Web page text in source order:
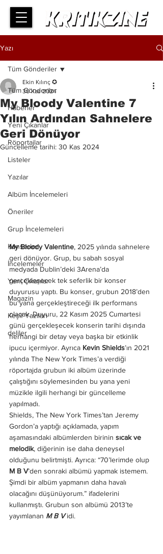
Yazı
Tüm Gönderiler
Haberler
Yeni Çıkanlar
Röportajlar
Listeler
Yazılar
Albüm İncelemeleri
Öneriler
Grup İncelemeleri
Konserler
İncelemeler
Yeni Çıkanlar
Magazin
Keşif Yazıları
deliler
Tüm Gönderiler
My Bloody Valentine 7
Yılın Ardından Sahnelere
Geri Dönüyor
Ekin Kılınç ✪
30 Kas 2024
Güncelleme tarihi: 30 Kas 2024
My Bloody Valentine, 2025 yılında sahnelere
geri dönüyor. Grup, bu sabah sosyal
medyada Dublin’deki 3Arena’da
gerçekleşecek tek seferlik bir konser
duyurusu yaptı. Bu konser, grubun 2018’den
bu yana gerçekleştireceği ilk performans
olacak. Duyuru, 22 Kasım 2025 Cumartesi
günü gerçekleşecek konserin tarihi dışında
herhangi bir detay veya başka bir etkinlik
ipucu içermiyor. Ayrıca Kevin Shields’ın 2021
yılında The New York Times’a verdiği
röportajda grubun iki albüm üzerinde
çalıştığını söylemesinden bu yana yeni
müzikle ilgili herhangi bir güncelleme
yapılmadı.
Shields, The New York Times’tan Jeremy
Gordon’a yaptığı açıklamada, yapım
aşamasındaki albümlerden birinin sıcak ve
melodik, diğerinin ise daha deneysel
olduğunu belirtmişti. Ayrıca: “70’lerimde olup
M B V’den sonraki albümü yapmak istemem.
Şimdi bir albüm yapmanın daha havalı
olacağını düşünüyorum.” ifadelerini
kullanmıştı. Grubun son albümü 2013’te
yayımlanan M B V idi.